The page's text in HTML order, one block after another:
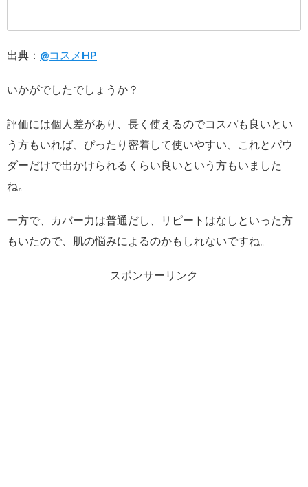
出典： @コスメHP
いかがでしたでしょうか？
評価には個人差があり、長く使えるのでコスパも良いとい
う方もいれば、ぴったり密着して使いやすい、これとパウ
ダーだけで出かけられるくらい良いという方もいました
ね。
一方で、カバー力は普通だし、リピートはなしといった方
もいたので、肌の悩みによるのかもしれないですね。
スポンサーリンク